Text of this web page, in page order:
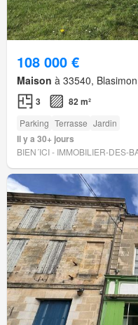
108 000 €
Maison à 33540,
3 82 m²
Parking Terrasse Jardin
Il y a 30+ jours
BIEN´ICI - IMMOBILIER-DES-